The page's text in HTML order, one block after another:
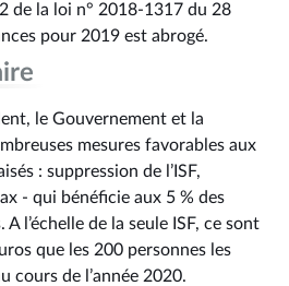
de la loi n° 2018‑1317 du 28
pour 2019 est abrogé.
le Gouvernement et la
mesures favorables aux
: suppression de l’ISF,
- qui bénéficie aux 5 % des
A l’échelle de la seule ISF, ce sont
que les 200 personnes les
cours de l’année 2020.